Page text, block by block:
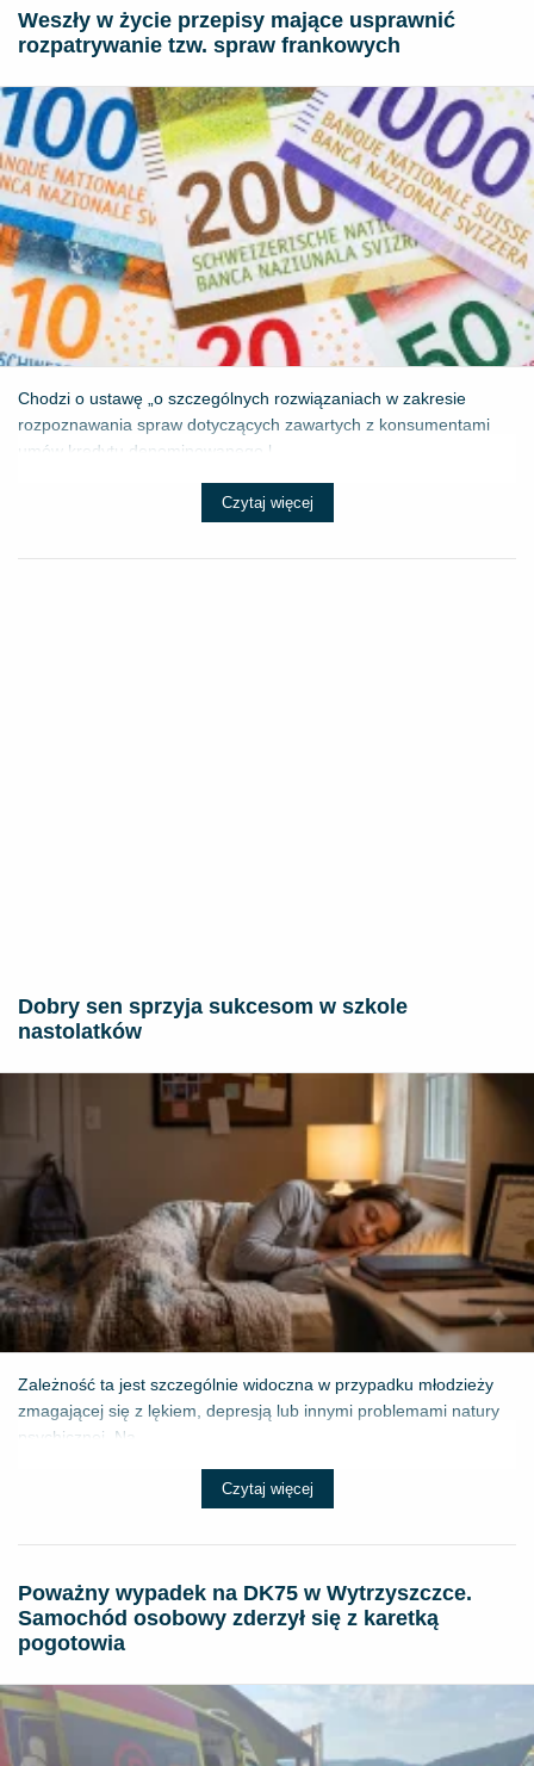
Weszły w życie przepisy mające usprawnić
rozpatrywanie tzw. spraw frankowych
Chodzi o ustawę „o szczególnych rozwiązaniach w zakresie
rozpoznawania spraw dotyczących zawartych z konsumentami
umów kredytu denominowanego l...
Czytaj więcej
Dobry sen sprzyja sukcesom w szkole
nastolatków
Zależność ta jest szczególnie widoczna w przypadku młodzieży
zmagającej się z lękiem, depresją lub innymi problemami natury
psychicznej. Na...
Czytaj więcej
Poważny wypadek na DK75 w Wytrzyszczce.
Samochód osobowy zderzył się z karetką
pogotowia